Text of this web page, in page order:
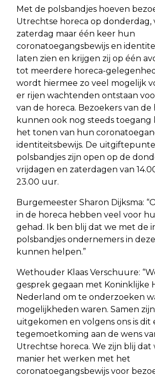
Met de polsbandjes hoeven
Utrechtse horeca op donderdag,
zaterdag maar één keer hun
coronatoegangsbewijs en
laten zien en krijgen zij op één
tot meerdere horeca-
wordt hiermee zo veel mogelijk
er rijen wachtenden ontstaan
van de horeca. Bezoekers van de
kunnen ook nog steeds toegang
het tonen van hun
identiteitsbewijs. De
polsbandjes zijn open op de
vrijdagen en zaterdagen van
23.00 uur.
Burgemeester Sharon Dijksma:
in de horeca hebben veel voor
gehad. Ik ben blij dat we met de
polsbandjes ondernemers in
kunnen helpen.”
Wethouder Klaas Verschuure:
gesprek gegaan met Koninklijke
Nederland om te onderzoeken
mogelijkheden waren. Samen
uitgekomen en volgens ons is dit
tegemoetkoming aan de wens
Utrechtse horeca. We zijn blij dat
manier het werken met het
coronatoegangsbewijs voor